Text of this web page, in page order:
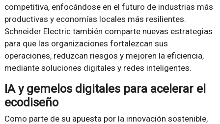
competitiva, enfocándose en el futuro de industrias más
productivas y economías locales más resilientes.
Schneider Electric también comparte nuevas estrategias
para que las organizaciones fortalezcan sus
operaciones, reduzcan riesgos y mejoren la eficiencia,
mediante soluciones digitales y redes inteligentes.
IA y gemelos digitales para acelerar el
ecodiseño
Como parte de su apuesta por la innovación sostenible,